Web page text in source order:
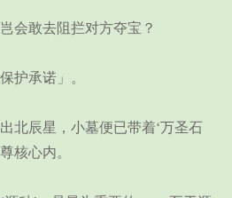
敢去阻拦对方夺宝？
承诺」。
辰星，小墓便已带着‘万圣石
核心内。